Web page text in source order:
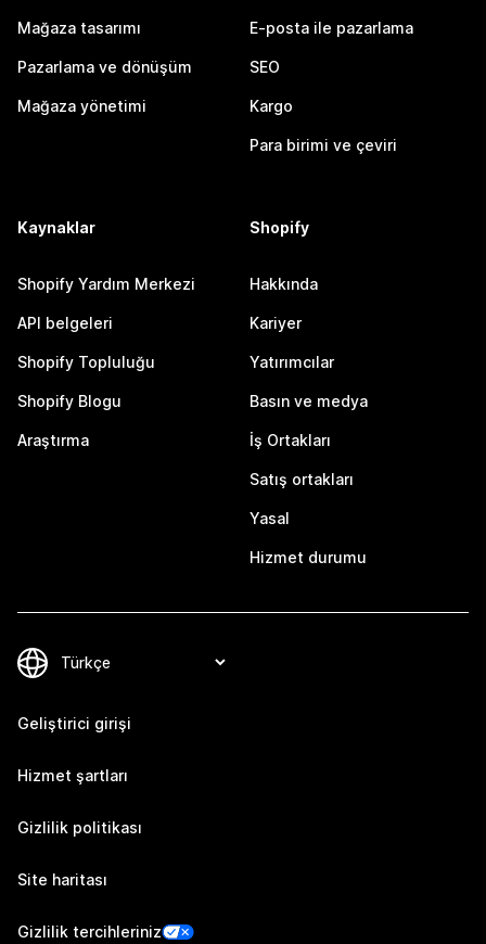
Mağaza tasarımı
Pazarlama ve dönüşüm
Mağaza yönetimi
E-posta ile pazarlama
SEO
Kargo
Para birimi ve çeviri
Kaynaklar
Shopify Yardım Merkezi
API belgeleri
Shopify Topluluğu
Shopify Blogu
Araştırma
Shopify
Hakkında
Kariyer
Yatırımcılar
Basın ve medya
İş Ortakları
Satış ortakları
Yasal
Hizmet durumu
Geliştirici girişi
Hizmet şartları
Gizlilik politikası
Site haritası
Gizlilik tercihleriniz